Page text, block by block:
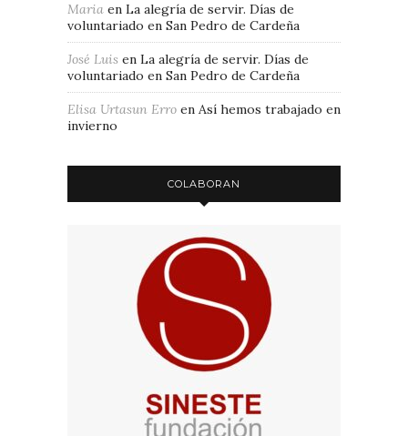
Maria en La alegría de servir. Días de
voluntariado en San Pedro de Cardeña
José Luis en La alegría de servir. Días de
voluntariado en San Pedro de Cardeña
Elisa Urtasun Erro en Así hemos trabajado en
invierno
COLABORAN